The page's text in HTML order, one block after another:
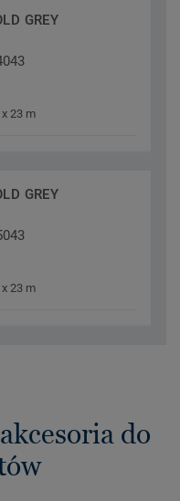
GREY
23 m
GREY
23 m
do